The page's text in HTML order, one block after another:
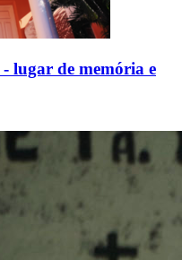
lugar de memória e